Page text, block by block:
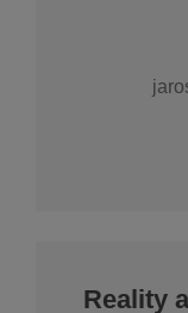
Reality